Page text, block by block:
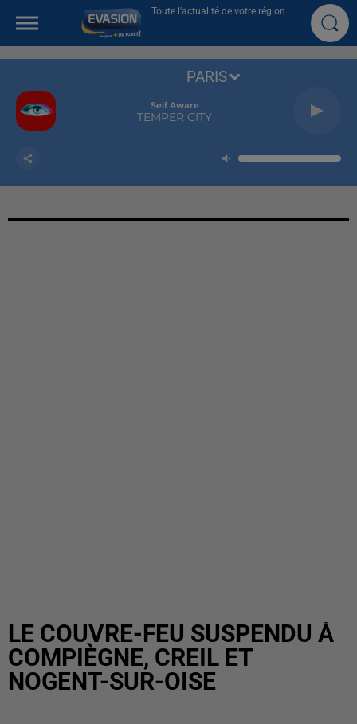
Toute l'actualité de votre région
Self Aware
TEMPER CITY
PARIS
LE COUVRE-FEU SUSPENDU À
COMPIÈGNE, CREIL ET
NOGENT-SUR-OISE